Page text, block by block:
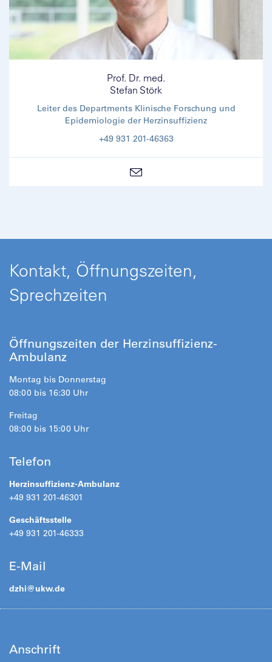
Prof. Dr. med.
Stefan Störk
Leiter des Departments Klinische Forschung und
Epidemiologie der Herzinsuffizienz
+49 931 201-46363
Kontakt, Öffnungszeiten,
Sprechzeiten
Öffnungszeiten der Herzinsuffizienz-
Ambulanz
Montag bis Donnerstag
08:00 bis 16:30 Uhr
Freitag
08:00 bis 15:00 Uhr
Telefon
Herzinsuffizienz-Ambulanz
+49 931 201-46301
Geschäftsstelle
+49 931 201-46333
E-Mail
dzhi@ukw.de
Anschrift